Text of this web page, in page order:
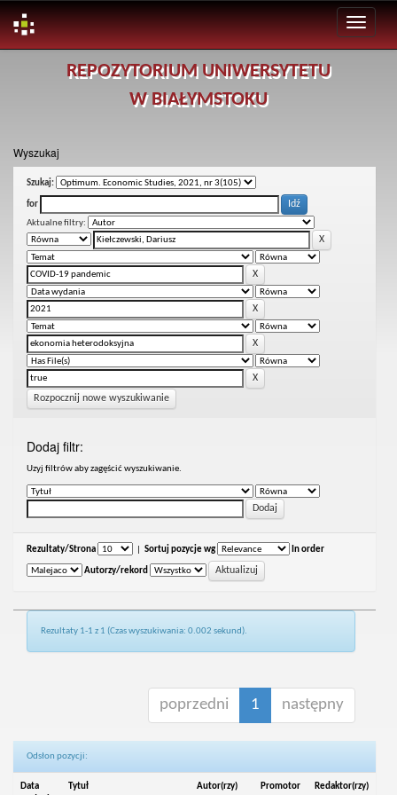
REPOZYTORIUM UNIWERSYTETU
W BIAŁYMSTOKU
Wyszukaj
Szukaj:
for
Aktualne filtry:
Rozpocznij nowe wyszukiwanie
Dodaj filtr:
Uzyj filtrów aby zagęścić wyszukiwanie.
Rezultaty/Strona Sortuj pozycje wg In order
Autorzy/rekord
Rezultaty 1-1 z 1 (Czas wyszukiwania: 0.002 sekund).
poprzedni 1 następny
Odsłon pozycji:
Data Tytuł Autor(rzy) Promotor Redaktor(rzy)